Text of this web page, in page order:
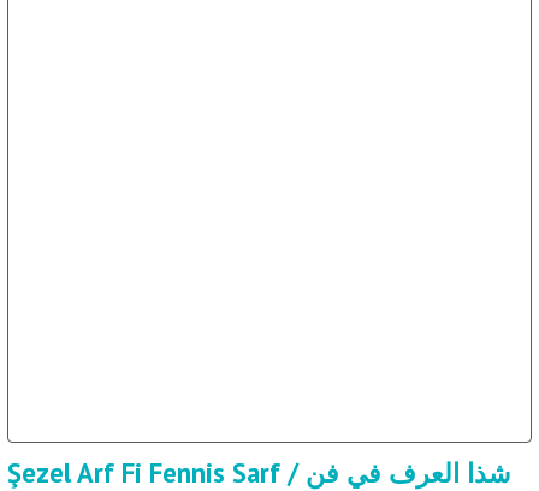
Şezel Arf Fi Fennis Sarf / شذا العرف في فن